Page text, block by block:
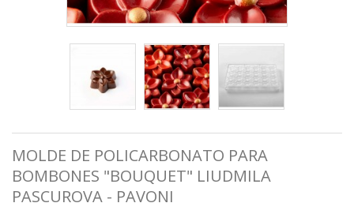
MOLDE DE POLICARBONATO PARA
BOMBONES "BOUQUET" LIUDMILA
PASCUROVA - PAVONI